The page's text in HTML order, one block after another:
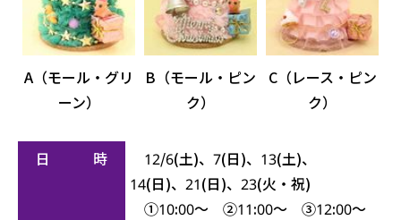
A（モール・グリ
ーン）
B（モール・ピン
ク）
C（レース・ピン
ク）
日 時
12/6(土)、7(日)、13(土)、
14(日)、21(日)、23(火・祝)
①10:00～ ②11:00～ ③12:00～